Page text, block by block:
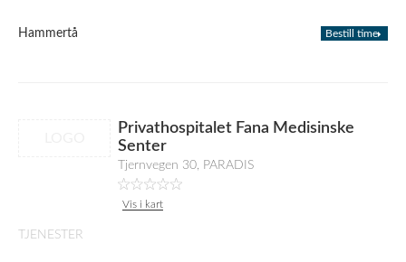
Hammertå Bestill time
Privathospitalet Fana Medisinske
Senter
Tjernvegen 30, PARADIS
Vis i kart
TJENESTER